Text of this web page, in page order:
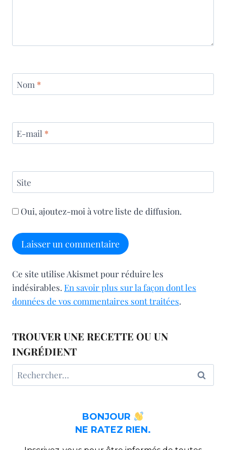
Nom *
E-mail *
Site
Oui, ajoutez-moi à votre liste de diffusion.
Ce site utilise Akismet pour réduire les
indésirables. En savoir plus sur la façon dont les
données de vos commentaires sont traitées.
TROUVER UNE RECETTE OU UN
INGRÉDIENT
Rechercher :
BONJOUR
NE RATEZ RIEN.